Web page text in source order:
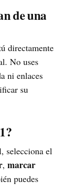
de una
directamente
No uses
ni enlaces
su
selecciona el
, marcar
puedes